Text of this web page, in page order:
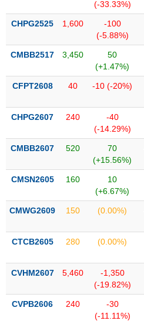
lý
thị
(-33.33%)
CHPG2525 1,600
-100
(-5.88%)
CMBB2517 3,450
50
(+1.47%)
CFPT2608 40 -10 (-20%)
CHPG2607 240
-40
(-14.29%)
CMBB2607 520
70
(+15.56%)
CMSN2605 160
10
(+6.67%)
CMWG2609 150 (0.00%)
CTCB2605 280 (0.00%)
CVHM2607 5,460
-1,350
(-19.82%)
CVPB2606 240
-30
(-11.11%)
TIÊU
DÙNG
THIẾT
DÙNG
THIẾT
SÓC
SỨC